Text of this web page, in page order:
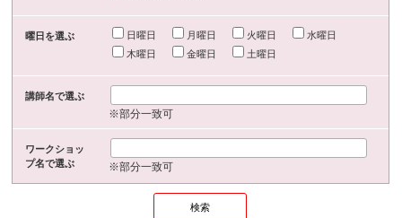
曜日を選ぶ 日曜日 月曜日 火曜日
水曜日
木曜日
金曜日 土曜日
講師名で選ぶ
※部分一致可
ワークショッ
プ名で選ぶ
※部分一致可